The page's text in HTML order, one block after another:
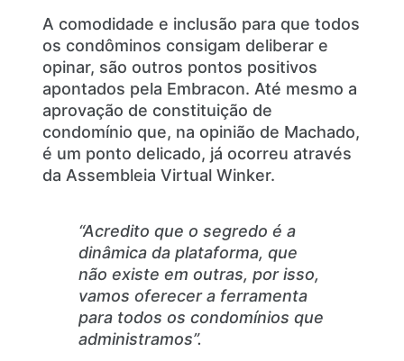
A comodidade e inclusão para que todos
os condôminos consigam deliberar e
opinar, são outros pontos positivos
apontados pela Embracon. Até mesmo a
aprovação de constituição de
condomínio que, na opinião de Machado,
é um ponto delicado, já ocorreu através
da Assembleia Virtual Winker.
“Acredito que o segredo é a
dinâmica da plataforma, que
não existe em outras, por isso,
vamos oferecer a ferramenta
para todos os condomínios que
administramos”.